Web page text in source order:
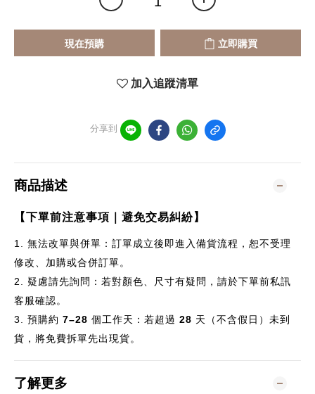
現在預購 立即購買
加入追蹤清單
分享到
商品描述
【下單前注意事項｜避免交易糾紛】
1.
無法改單與併單：訂單成立後即進入備貨流程，恕不受理
修改、加購或合併訂單。
2.
疑慮請先詢問：若對顏色、尺寸有疑問，請於下單前私訊
客服確認。
3.
預購約 7–28 個工作天：若超過 28 天（不含假日）未到
貨，將免費拆單先出現貨。
了解更多